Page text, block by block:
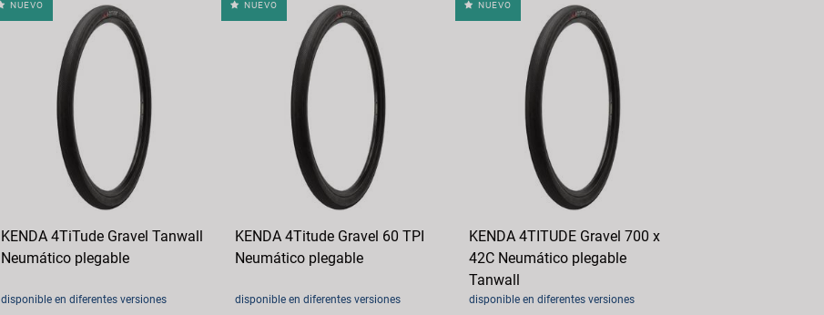
NUEVO
KENDA 4TiTude Gravel Tanwall
Neumático plegable
disponible en diferentes versiones
NUEVO
KENDA 4Titude Gravel 60 TPI
Neumático plegable
disponible en diferentes versiones
NUEVO
KENDA 4TITUDE Gravel 700 x
42C Neumático plegable
Tanwall
disponible en diferentes versiones